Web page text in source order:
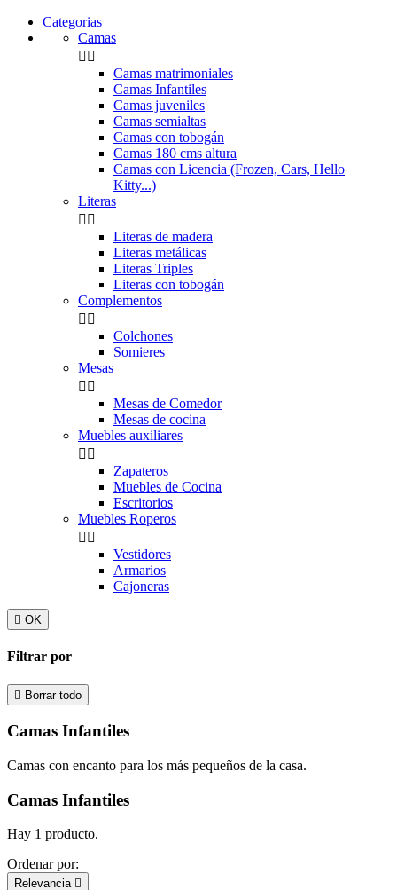
Categorias
Camas
 
Camas matrimoniales
Camas Infantiles
Camas juveniles
Camas semialtas
Camas con tobogán
Camas 180 cms altura
Camas con Licencia (Frozen, Cars, Hello
Kitty...)
Literas
 
Literas de madera
Literas metálicas
Literas Triples
Literas con tobogán
Complementos
 
Colchones
Somieres
Mesas
 
Mesas de Comedor
Mesas de cocina
Muebles auxiliares
 
Zapateros
Muebles de Cocina
Escritorios
Muebles Roperos
 
Vestidores
Armarios
Cajoneras
 OK
Filtrar por
 Borrar todo
Camas Infantiles
Camas con encanto para los más pequeños de la casa.
Camas Infantiles
Hay 1 producto.
Ordenar por:
Relevancia 